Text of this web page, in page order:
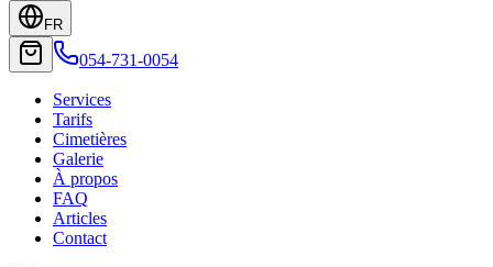
FR
054-731-0054
Services
Tarifs
Cimetières
Galerie
À propos
FAQ
Articles
Contact